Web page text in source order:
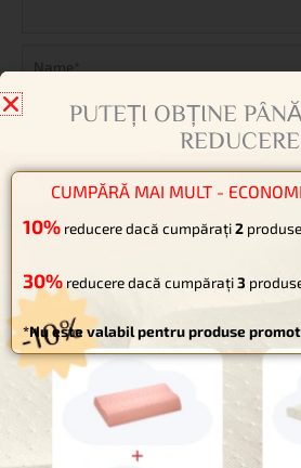
Website
Salvează-mi numele, emailul și site-
pentru data viitoare când o să comentez.
PUTEȚI OBȚINE
CUMPĂRĂ MAI MULT -
reducere dacă cumpărați
reducere dacă cumpărați